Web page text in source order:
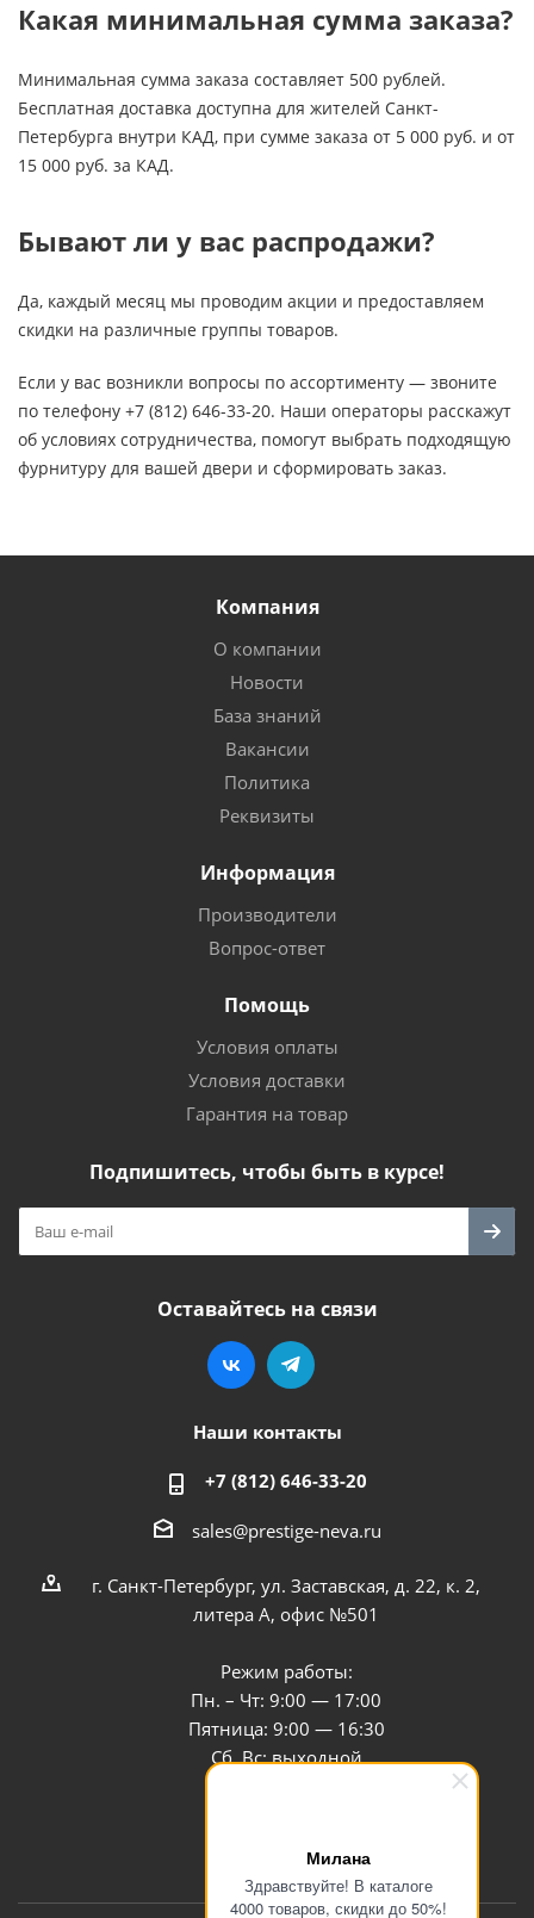
Милана
Здравствуйте! В каталоге
4000 товаров, скидки до 50%!
Какая минимальная сумма заказа?
Минимальная сумма заказа составляет 500 рублей.
Бесплатная доставка доступна для жителей Санкт-
Петербурга внутри КАД, при сумме заказа от 5 000 руб. и от
15 000 руб. за КАД.
Бывают ли у вас распродажи?
Да, каждый месяц мы проводим акции и предоставляем
скидки на различные группы товаров.
Если у вас возникли вопросы по ассортименту — звоните
по телефону +7 (812) 646-33-20. Наши операторы расскажут
об условиях сотрудничества, помогут выбрать подходящую
фурнитуру для вашей двери и сформировать заказ.
Компания
О компании
Новости
База знаний
Вакансии
Политика
Реквизиты
Информация
Производители
Вопрос-ответ
Помощь
Условия оплаты
Условия доставки
Гарантия на товар
Подпишитесь, чтобы быть в курсе!
Оставайтесь на связи
Наши контакты
+7 (812) 646-33-20
sales@prestige-neva.ru
г. Санкт-Петербург, ул. Заставская, д. 22, к. 2,
литера А, офис №501
Режим работы:
Пн. – Чт: 9:00 — 17:00
Пятница: 9:00 — 16:30
Сб, Вс: выходной